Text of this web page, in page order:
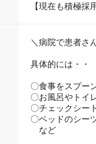
【現在も積極採
＼病院で患者さ
具体的には・・
〇食事をスプー
〇お風呂やトイ
〇チェックシー
〇ベッドのシー
など